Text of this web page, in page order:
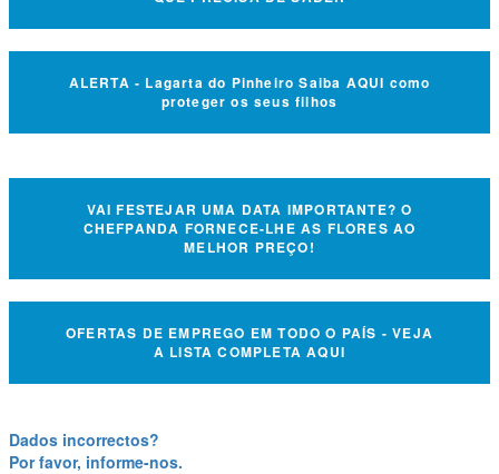
ALERTA - Lagarta do Pinheiro Saiba AQUI como
proteger os seus filhos
VAI FESTEJAR UMA DATA IMPORTANTE? O
CHEFPANDA FORNECE-LHE AS FLORES AO
MELHOR PREÇO!
OFERTAS DE EMPREGO EM TODO O PAÍS - VEJA
A LISTA COMPLETA AQUI
Dados incorrectos?
Por favor, informe-nos.